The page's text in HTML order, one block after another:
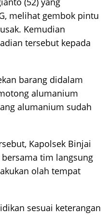
melihat gembok pintu
Kemudian
tersebut kepada
barang didalam
alumanium
alumanium sudah
Kapolsek Binjai
bersama tim langsung
olah tempat
sesuai keterangan